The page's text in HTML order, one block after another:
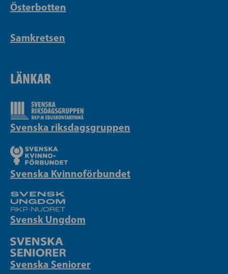
Österbotten
Samkretsen
LÄNKAR
Svenska riksdagsgruppen
Svenska Kvinnoförbundet
Svensk Ungdom
Svenska Seniorer